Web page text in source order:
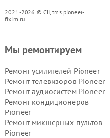
2021-2026 © СЦ tms.pioneer-
fixim.ru
Мы ремонтируем
Ремонт усилителей Pioneer
Ремонт телевизоров Pioneer
Ремонт аудиосистем Pioneer
Ремонт кондиционеров
Pioneer
Ремонт микшерных пультов
Pioneer